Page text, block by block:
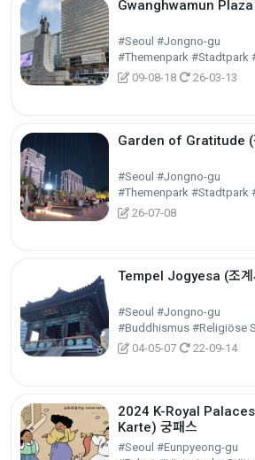
Gwanghwamun Plaza
#Seoul #Jongno-gu
#Themenpark #Stadtpark
09-08-18
26-03-13
Garden of Gratitude (
#Seoul #Jongno-gu
#Themenpark #Stadtpark
26-07-08
Tempel Jogyesa (조계
#Seoul #Jongno-gu
#Buddhismus #Religiöse
04-05-07
22-09-14
2024 K-Royal
Karte) 궁패스
#Seoul #Eunpyeong-gu